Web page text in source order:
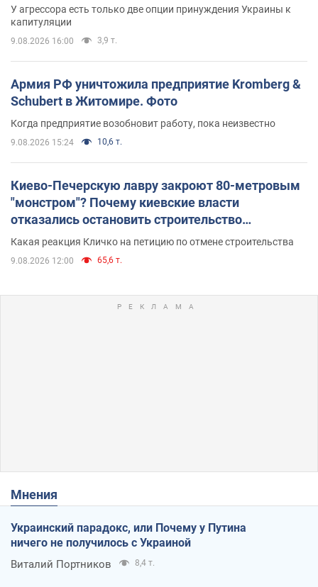
У агрессора есть только две опции принуждения Украины к
капитуляции
9.08.2026 16:00 3,9 т.
Армия РФ уничтожила предприятие Kromberg &
Schubert в Житомире. Фото
Когда предприятие возобновит работу, пока неизвестно
9.08.2026 15:24 10,6 т.
Киево-Печерскую лавру закроют 80-метровым
"монстром"? Почему киевские власти
отказались остановить строительство
небоскреба "московского верующего"
Какая реакция Кличко на петицию по отмене строительства
9.08.2026 12:00 65,6 т.
Мнения
Украинский парадокс, или Почему у Путина
ничего не получилось с Украиной
Виталий Портников 8,4 т.